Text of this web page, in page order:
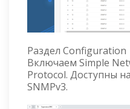
Раздел
Включаем Simple
Protocol. Доступны
SNMPv3.